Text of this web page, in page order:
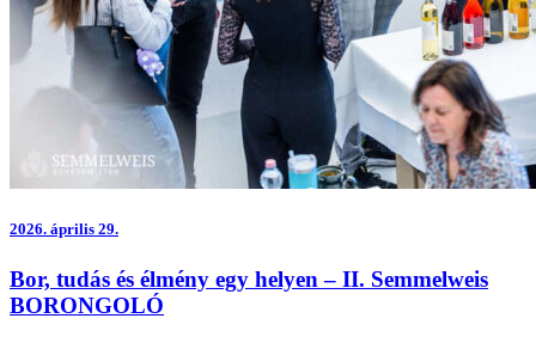
2026. április 29.
Bor, tudás és élmény egy helyen – II. Semmelweis
BORONGOLÓ